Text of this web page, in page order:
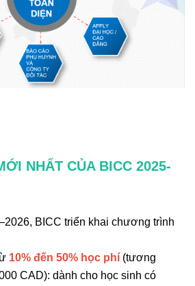
NHẤT CỦA BICC 2025-
BICC triển khai chương trình
10% đến 50% học phí (tương
CAD): dành cho học sinh có